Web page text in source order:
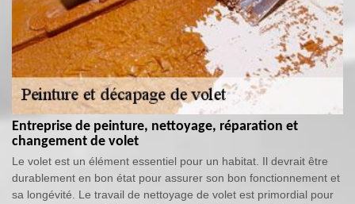
Entreprise de peinture, nettoyage, réparation et
changement de volet
Le volet est un élément essentiel pour un habitat. Il devrait être
durablement en bon état pour assurer son bon fonctionnement et
sa longévité. Le travail de nettoyage de volet est primordial pour